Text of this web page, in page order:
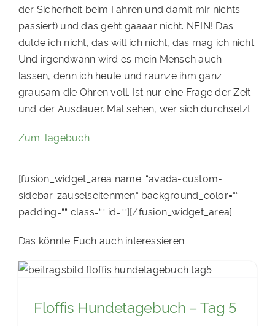
der Sicherheit beim Fahren und damit mir nichts
passiert) und das geht gaaaar nicht. NEIN! Das
dulde ich nicht, das will ich nicht, das mag ich nicht.
Und irgendwann wird es mein Mensch auch
lassen, denn ich heule und raunze ihm ganz
grausam die Ohren voll. Ist nur eine Frage der Zeit
und der Ausdauer. Mal sehen, wer sich durchsetzt.
Zum Tagebuch
[fusion_widget_area name=“avada-custom-
sidebar-zauselseitenmen“ background_color=““
padding=““ class=““ id=““][/fusion_widget_area]
Das könnte Euch auch interessieren
Floffis Hundetagebuch – Tag 5